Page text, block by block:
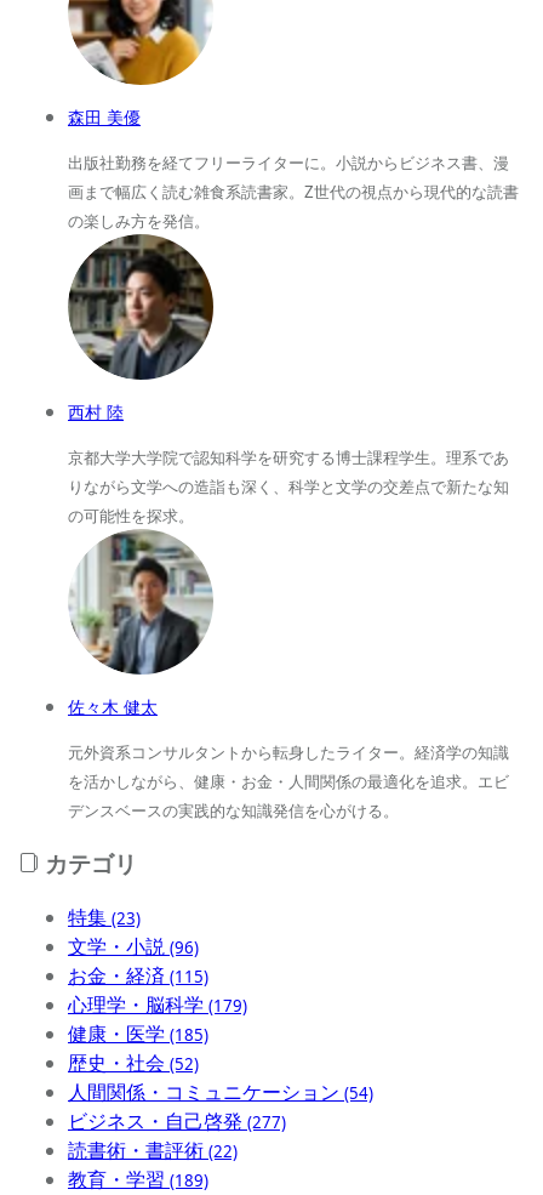
森田 美優
出版社勤務を経てフリーライターに。小説からビジネス書、漫
画まで幅広く読む雑食系読書家。Z世代の視点から現代的な読書
の楽しみ方を発信。
西村 陸
京都大学大学院で認知科学を研究する博士課程学生。理系であ
りながら文学への造詣も深く、科学と文学の交差点で新たな知
の可能性を探求。
佐々木 健太
元外資系コンサルタントから転身したライター。経済学の知識
を活かしながら、健康・お金・人間関係の最適化を追求。エビ
デンスベースの実践的な知識発信を心がける。
カテゴリ
特集 (23)
文学・小説 (96)
お金・経済 (115)
心理学・脳科学 (179)
健康・医学 (185)
歴史・社会 (52)
人間関係・コミュニケーション (54)
ビジネス・自己啓発 (277)
読書術・書評術 (22)
教育・学習 (189)